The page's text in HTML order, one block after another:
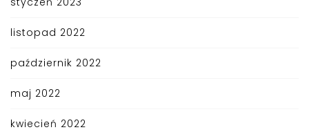
listopad 2022
październik 2022
maj 2022
kwiecień 2022